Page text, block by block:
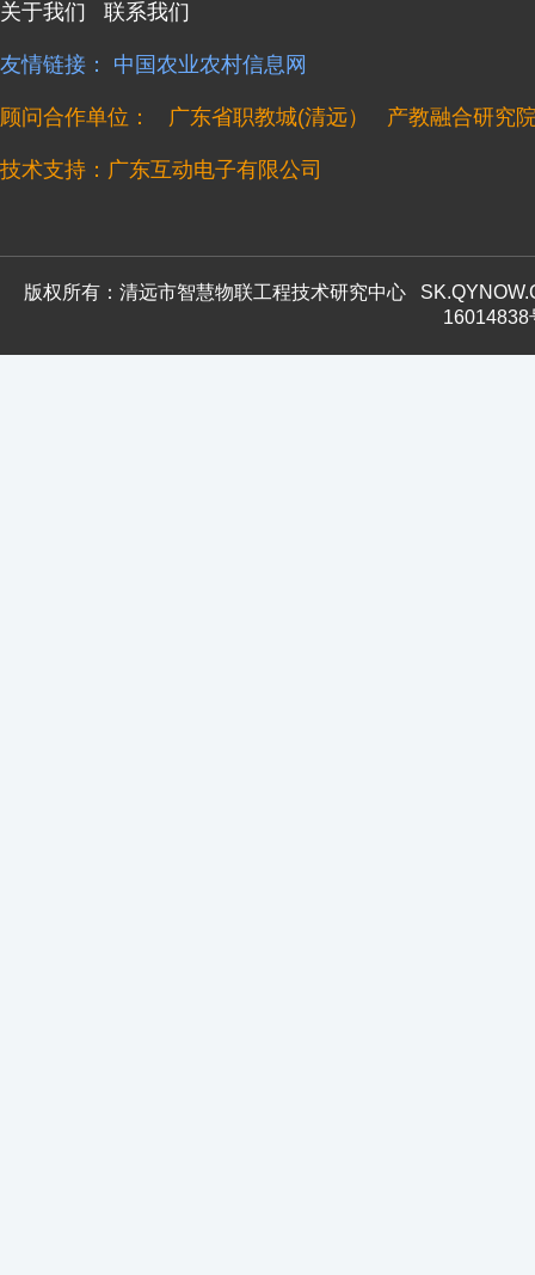
关于我们 联系我们
友情链接： 中国农业农村信息网
顾问合作单位： 广东省职教城(清远） 产教融合研究
技术支持：广东互动电子有限公司
版权所有：清远市智慧物联工程技术研究中心
16014838